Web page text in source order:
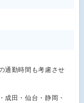
通勤時間も考慮させ
成田・仙台・静岡・